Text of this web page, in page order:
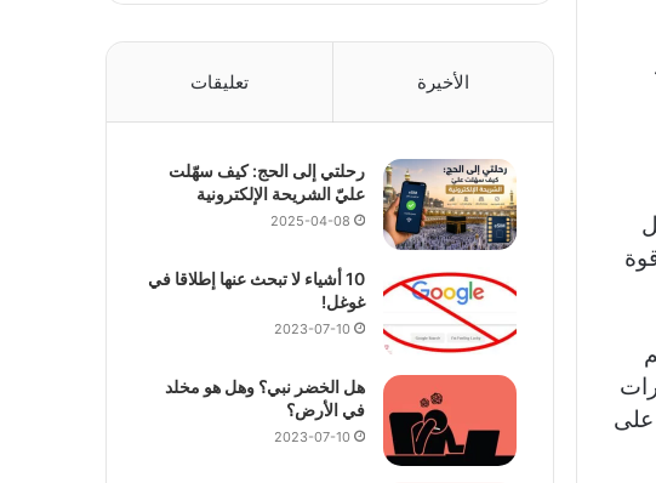
على
الأخيرة تعليقات
رحلتي إلى الحج: كيف سهّلت
عليّ الشريحة الإلكترونية
2025-04-08
10 أشياء لا تبحث عنها إطلاقا في
غوغل!
2023-07-10
هل الخضر نبي؟ وهل هو مخلد
في الأرض؟
2023-07-10